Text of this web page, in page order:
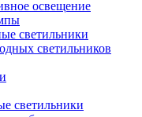
освещение
светильники
светильников
светильники